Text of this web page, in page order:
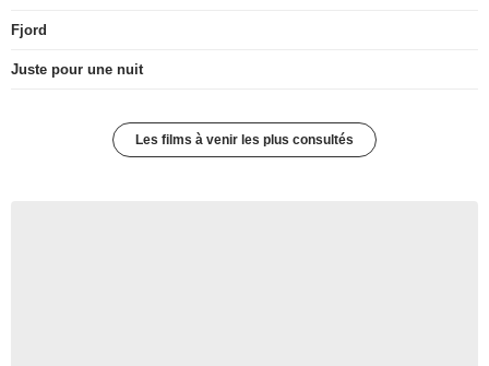
Fjord
Juste pour une nuit
Les films à venir les plus consultés